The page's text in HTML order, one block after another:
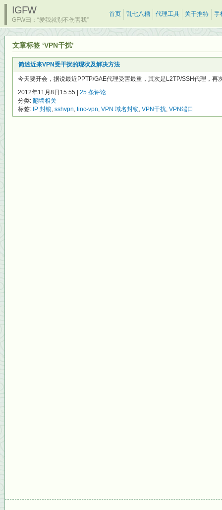
IGFW
GFW曰：“爱我就别不伤害我”
首页 乱七八糟 代理工具 关于推特 手
文章标签 ‘VPN干扰’
简述近来VPN受干扰的现状及解决方法
今天要开会，据说最近PPTP/GAE代理受害最重，其次是L2TP/SSH代理，
2012年11月8日15:55 | 25 条评论
分类: 翻墙相关
标签: IP 封锁, sshvpn, tinc-vpn, VPN 域名封锁, VPN干扰, VPN端口